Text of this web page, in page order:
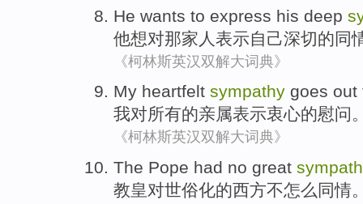
He wants to express his deep
他想对那家人 表示自己深切的同
《柯林斯英汉双解大词典》
My heartfelt sympathy goes out
我对所有的亲属表示衷心的慰问
《柯林斯英汉双解大词典》
The Pope had no great
教皇对世俗化的西方不怎么 同情